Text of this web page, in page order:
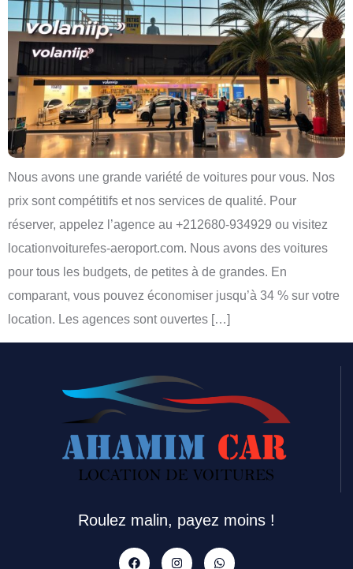
Nous avons une grande variété de voitures pour vous. Nos
prix sont compétitifs et nos services de qualité. Pour
réserver, appelez l’agence au +212680-934929 ou visitez
locationvoiturefes-aeroport.com. Nous avons des voitures
pour tous les budgets, de petites à de grandes. En
comparant, vous pouvez économiser jusqu’à 34 % sur votre
location. Les agences sont ouvertes […]
Roulez malin, payez moins !